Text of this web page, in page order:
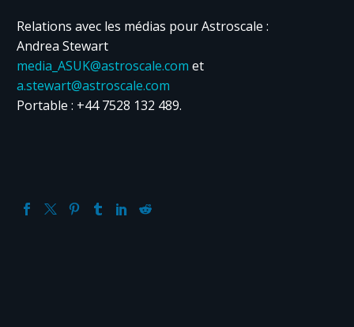
Relations avec les médias pour Astroscale :
Andrea Stewart
media_ASUK@astroscale.com et
a.stewart@astroscale.com
Portable : +44 7528 132 489.